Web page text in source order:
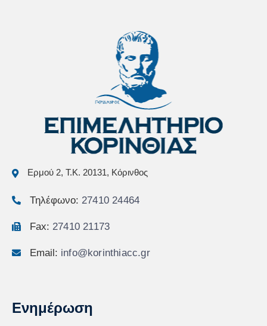
Ερμού 2, Τ.Κ. 20131, Κόρινθος
Τηλέφωνο: 27410 24464
Fax: 27410 21173
Email: info@korinthiacc.gr
Ενημέρωση